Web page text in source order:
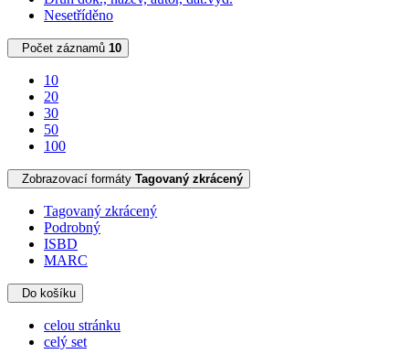
Nesetříděno
Počet záznamů 10
10
20
30
50
100
Zobrazovací formáty Tagovaný zkrácený
Tagovaný zkrácený
Podrobný
ISBD
MARC
Do košíku
celou stránku
celý set